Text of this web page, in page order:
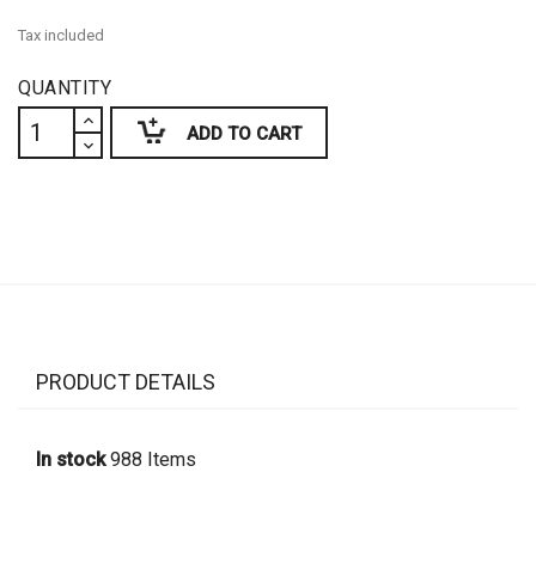
Tax included
QUANTITY
ADD TO CART
PRODUCT DETAILS
In stock 988 Items